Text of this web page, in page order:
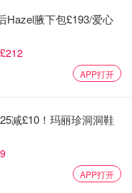
Hazel腋下包£193/爱心
APP打开
减£10！玛丽珍洞洞鞋
APP打开